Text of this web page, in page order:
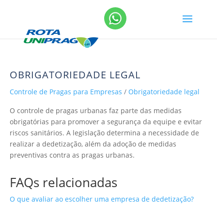
OBRIGATORIEDADE LEGAL
Controle de Pragas para Empresas / Obrigatoriedade legal
O controle de pragas urbanas faz parte das medidas
obrigatórias para promover a segurança da equipe e evitar
riscos sanitários. A legislação determina a necessidade de
realizar a dedetização, além da adoção de medidas
preventivas contra as pragas urbanas.
FAQs relacionadas
O que avaliar ao escolher uma empresa de dedetização?